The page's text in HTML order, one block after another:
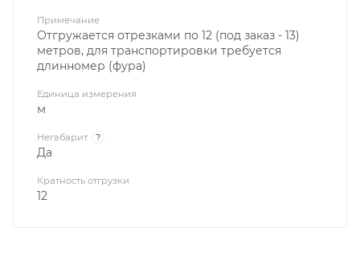
Примечание
Отгружается отрезками по 12 (под заказ - 13)
метров, для транспортировки требуется
длинномер (фура)
Единица измерения
м
Негабарит ?
Да
Кратность отгрузки
12